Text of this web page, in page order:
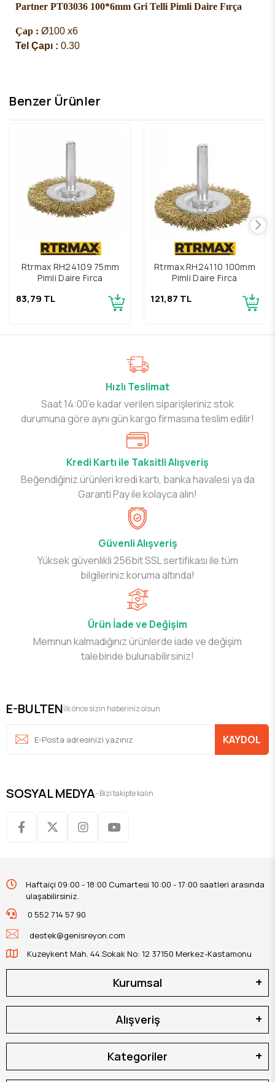
Partner PT03036 100*6mm Gri Telli Pimli Daire Fırça
Çap : Ø100 x6
Tel Çapı : 0.30
Benzer Ürünler
Rtrmax RH24109 75mm
Pimli Daire Fırça
83,79 TL
Rtrmax RH24110 100mm
Pimli Daire Fırça
121,87 TL
Hızlı Teslimat
Saat 14:00’e kadar verilen siparişleriniz stok
durumuna göre aynı gün kargo firmasına teslim edilir!
Kredi Kartı ile Taksitli Alışveriş
Beğendiğiniz ürünleri kredi kartı, banka havalesi ya da
Garanti Pay ile kolayca alın!
Güvenli Alışveriş
Yüksek güvenlikli 256bit SSL sertifikası ile tüm
bilgileriniz koruma altında!
Ürün İade ve Değişim
Memnun kalmadığınız ürünlerde iade ve değişim
talebinde bulunabilirsiniz!
E-BULTENİlk önce sizin haberiniz olsun
KAYDOL
SOSYAL MEDYA- Bizi takipte kalın
Haftaiçi 09:00 - 18:00 Cumartesi 10:00 - 17:00 saatleri arasında
ulaşabilirsiniz.
0 552 714 57 90
destek@genisreyon.com
Kuzeykent Mah. 44.Sokak No: 12 37150 Merkez-Kastamonu
Kurumsal
Alışveriş
Kategoriler